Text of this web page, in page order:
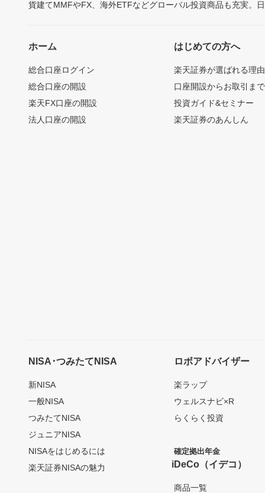
貨建てMMFやFX、海外ETFなどグローバル投資商品も充実。
ホーム
総合口座ログイン
総合口座の開設
楽天FX口座の開設
法人口座の開設
はじめての方へ
楽天証券が選ばれる理由
口座開設からお取引ま
投資ガイド&セミナー
楽天証券のあんしん
NISA･つみたてNISA
新NISA
一般NISA
つみたてNISA
ジュニアNISA
NISAをはじめるには
楽天証券NISAの魅力
ロボアドバイザー
楽ラップ
ウェルスナビ×R
らくらく投資
確定拠出年金
iDeCo（イデコ）
商品一覧